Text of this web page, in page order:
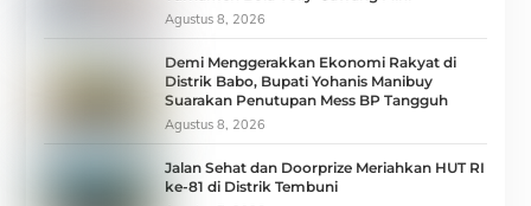
Agustus 8, 2026
Demi Menggerakkan Ekonomi Rakyat di
Distrik Babo, Bupati Yohanis Manibuy
Suarakan Penutupan Mess BP Tangguh
Agustus 8, 2026
Jalan Sehat dan Doorprize Meriahkan HUT RI
ke-81 di Distrik Tembuni